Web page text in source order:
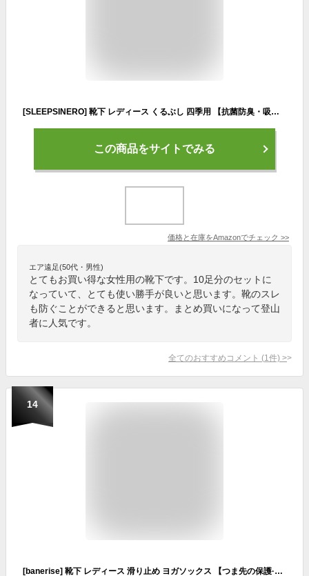
[SLEEPSINERO] 靴下 レディース くるぶし 四季用 【抗菌防臭・吸湿速乾・脱げ対策】 くるぶしソックス 脱げない靴下 メッシュ構造 落下防止 綿 通気 かわいい 蒸れない 薄手 レディース スニーカーソックス 22-25cm 10足セット 女性用 (セットC)
この商品をサイトでみる
価格と在庫をAmazonでチェック >>
エア遠足(50代・男性)
とてもお買い得な女性用の靴下です。10足分のセットに
なっていて、とても使い勝手が良いと思います。靴のスレ
も防ぐことができると思います。まとめ買いになって登山
者に人気です。
全てのおすすめコメント (1 件) >
14
[banerise] 靴下 レディース 滑り止め ヨガソックス 【つま先の保護·90%綿·抗菌·吸湿】 ピラティス 靴下 ずれない スポーツソックス 3足 セット 長め ライトパープル